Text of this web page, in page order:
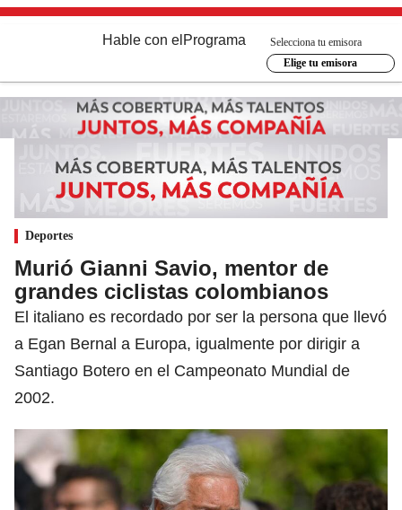
Hable con el Programa
Selecciona tu emisora
Elige tu emisora
Deportes
Murió Gianni Savio, mentor de
grandes ciclistas colombianos
El italiano es recordado por ser la persona que llevó
a Egan Bernal a Europa, igualmente por dirigir a
Santiago Botero en el Campeonato Mundial de
2002.